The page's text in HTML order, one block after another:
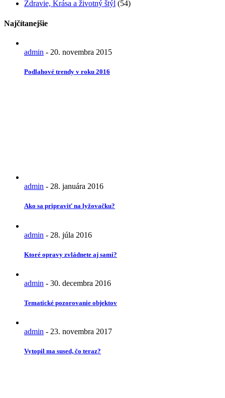
Zdravie, Krása a životný štýl (54)
Najčítanejšie
admin - 20. novembra 2015
Podlahové trendy v roku 2016
admin - 28. januára 2016
Ako sa pripraviť na lyžovačku?
admin - 28. júla 2016
Ktoré opravy zvládnete aj sami?
admin - 30. decembra 2016
Tematické pozorovanie objektov
admin - 23. novembra 2017
Vytopil ma sused, čo teraz?